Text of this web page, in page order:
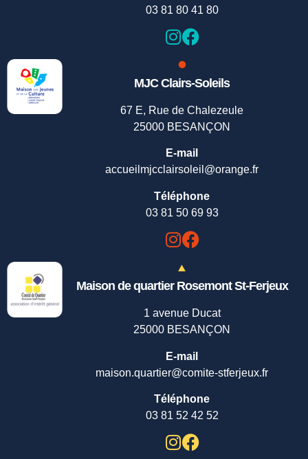
03 81 80 41 80
MJC Clairs-Soleils
67 E, Rue de Chalezeule
25000 BESANÇON
E-mail
accueilmjcclairsoleil@orange.fr
Téléphone
03 81 50 69 93
Maison de quartier Rosemont St-Ferjeux
1 avenue Ducat
25000 BESANÇON
E-mail
maison.quartier@comite-stferjeux.fr
Téléphone
03 81 52 42 52